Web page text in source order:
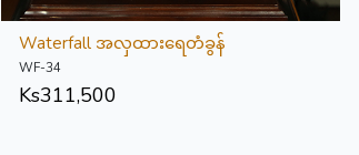
Waterfall အလှထားရေတံခွန်
WF-34
Ks311,500